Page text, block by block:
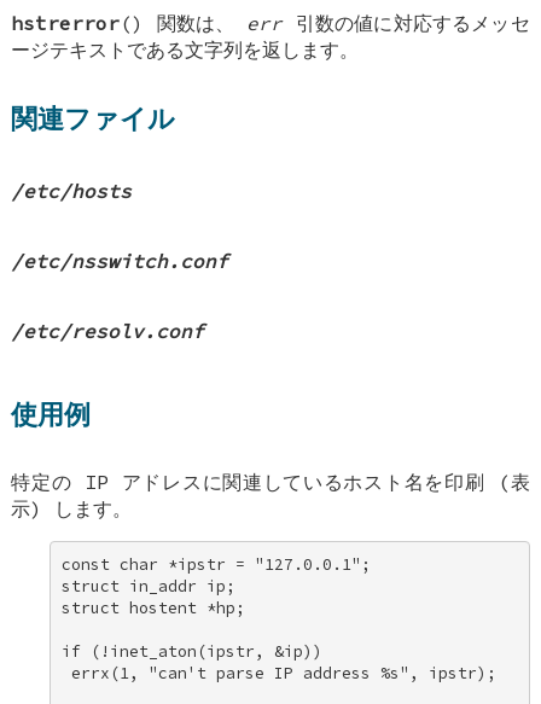
hstrerror() 関数は、 err引数の値に対応するメッセ
ージテキストである文字列を返します。
関連ファイル
/etc/hosts
/etc/nsswitch.conf
/etc/resolv.conf
使用例
特定の IP アドレスに関連しているホスト名を印刷 (表
示) します。
const char *ipstr = "127.0.0.1";
struct in_addr ip;
struct hostent *hp;
if (!inet_aton(ipstr, &ip))
errx(1, "can't parse IP address %s", ipstr);